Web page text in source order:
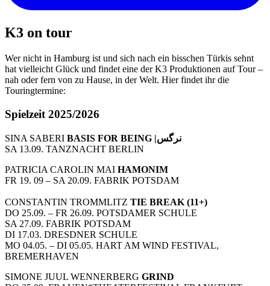
K3 on tour
Wer nicht in Hamburg ist und sich nach ein bisschen Türkis sehnt
hat vielleicht Glück und findet eine der K3 Produktionen auf Tour –
nah oder fern von zu Hause, in der Welt. Hier findet ihr die
Touringtermine:
Spielzeit 2025/2026
SINA SABERI BASIS FOR BEING |نرگس
SA 13.09. TANZNACHT BERLIN
PATRICIA CAROLIN MAI HAMONIM
FR 19. 09 – SA 20.09. FABRIK POTSDAM
CONSTANTIN TROMMLITZ TIE BREAK (11+)
DO 25.09. – FR 26.09. POTSDAMER SCHULE
SA 27.09. FABRIK POTSDAM
DI 17.03. DRESDNER SCHULE
MO 04.05. – DI 05.05. HART AM WIND FESTIVAL,
BREMERHAVEN
SIMONE JUUL WENNERBERG GRIND